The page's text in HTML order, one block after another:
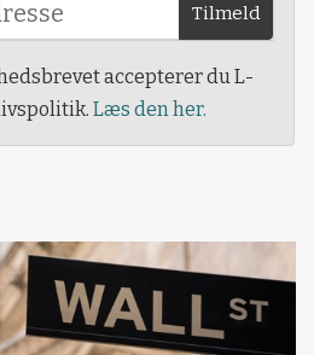
Tilmeld
accepterer du L-
Læs den her.